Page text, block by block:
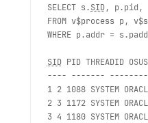
SELECT s.SID , p.pid,
FROM v$process p,
WHERE p.addr =
SID PID THREADID
---- -------
1 2 1088 SYSTEM
2 3 1172 SYSTEM
3 4 1180 SYSTEM